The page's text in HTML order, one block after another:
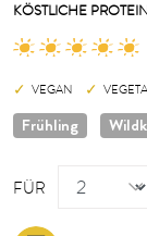
KÖSTLICHE
VEGAN
Frühling
FÜR